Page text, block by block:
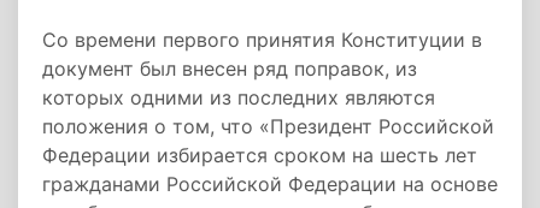
Со времени первого принятия Конституции в
документ был внесен ряд поправок, из
которых одними из последних являются
положения о том, что «Президент Российской
Федерации избирается сроком на шесть лет
гражданами Российской Федерации на основе